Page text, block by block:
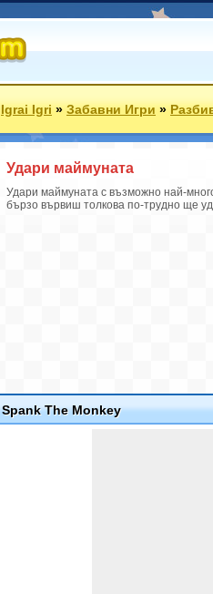
Igrai Igri»Забавни Игри»
Удари маймуната
Удари маймуната с възможно най-
бързо вървиш толкова по-трудно ще
Spank The Monkey